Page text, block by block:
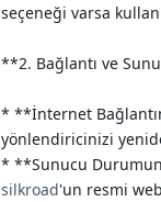
seçeneği varsa
**2. Bağlantı ve
* **İnternet
yönlendiricinizi
* **Sunucu
silkroad'un resmi